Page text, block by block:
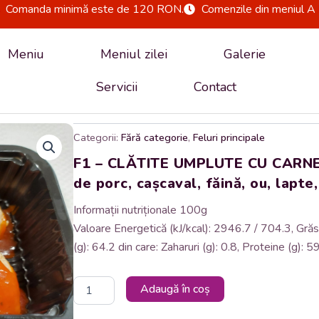
Comanda minimă este de 120 RON. Comenzile din meniul
Meniu Meniul zilei Galerie
Servicii
Contact
Categorii: Fără categorie,Feluri principale
F1 – CLĂTITE UMPLUTE CU
de porc, cașcaval, făină, ou,
Informații nutriționale 100g
Valoare Energetică (kJ/kcal): 2946.7 / 704.3,
(g): 64.2 din care: Zaharuri (g): 0.8, Proteine (g):
Cantitate
F1
Adaugă în coș